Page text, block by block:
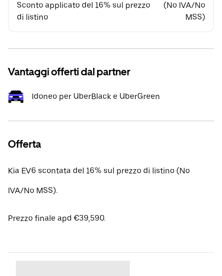
Sconto applicato del 16% sul prezzo
di listino
(No IVA/No
MSS)
Vantaggi offerti dal partner
Idoneo per UberBlack e UberGreen
Offerta
Kia EV6 scontata del 16% sul prezzo di listino (No
IVA/No MSS).
Prezzo finale apd €39,590.